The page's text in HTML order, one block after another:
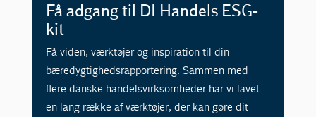
Få adgang til DI Handels ESG-
kit
Få viden, værktøjer og inspiration til din
bæredygtighedsrapportering. Sammen med
flere danske handelsvirksomheder har vi lavet
en lang række af værktøjer, der kan gøre dit